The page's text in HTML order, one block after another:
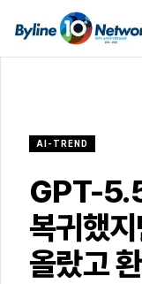
AI-TREND
GPT-
복귀했
올랐고